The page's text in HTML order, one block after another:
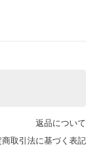
返品について
商取引法に基づく表記